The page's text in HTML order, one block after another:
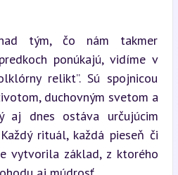
tým, čo nám takmer
ponúkajú, vidíme v
relikt”. Sú spojnicou
duchovným svetom a
aj dnes ostáva určujúcim
rituál, každá pieseň či
vytvorila základ, z ktorého